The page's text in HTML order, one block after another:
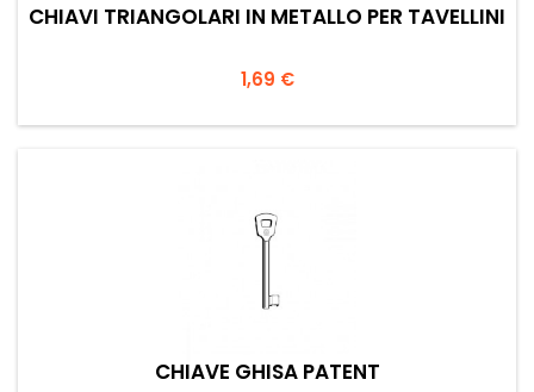
CHIAVI TRIANGOLARI IN METALLO PER TAVELLINI
Prezzo
1,69 €
CHIAVE GHISA PATENT